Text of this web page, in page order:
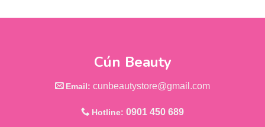
Cún Beauty
Email: cunbeautystore@gmail.com
Hotline: 0901 450 689